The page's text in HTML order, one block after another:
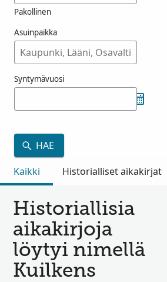
Pakollinen
Asuinpaikka
Syntymävuosi
HAE
Kaikki
Historialliset aikakirjat
Historiallisia
aikakirjoja
löytyi nimellä
Kuilkens